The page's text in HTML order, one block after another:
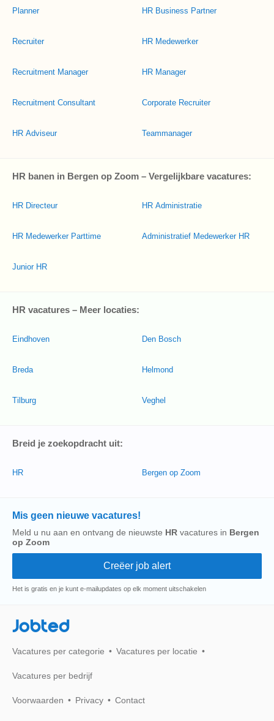
Planner
Recruiter
Recruitment Manager
Recruitment Consultant
HR Adviseur
HR Business Partner
HR Medewerker
HR Manager
Corporate Recruiter
Teammanager
HR banen in Bergen op Zoom – Vergelijkbare vacatures:
HR Directeur
HR Medewerker Parttime
Junior HR
HR Administratie
Administratief Medewerker HR
HR vacatures – Meer locaties:
Eindhoven
Breda
Tilburg
Den Bosch
Helmond
Veghel
Breid je zoekopdracht uit:
HR Bergen op Zoom
Mis geen nieuwe vacatures!
Meld u nu aan en ontvang de nieuwste HR vacatures in Bergen
op Zoom
Het is gratis en je kunt e-mailupdates op elk moment uitschakelen
Jobted
Vacatures per categorie Vacatures per locatie
Vacatures per bedrijf
Voorwaarden Privacy Contact